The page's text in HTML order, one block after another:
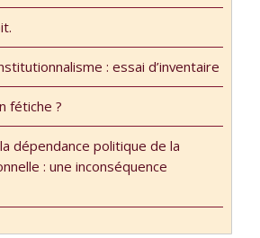
de
…
Roland Gori,
Emérite,
Université d’Aix-
Marseille
séminaire 2017-
2018 ici)
: essai d’inventaire
fétiche ?
dépendance politique de la
: une inconséquence